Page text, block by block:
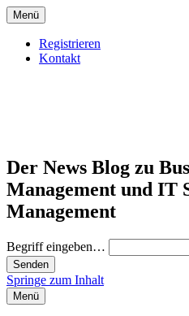
Menü
Registrieren
Kontakt
Der News Blog zu
Management und IT
Management
Begriff eingeben…
Springe zum Inhalt
Menü